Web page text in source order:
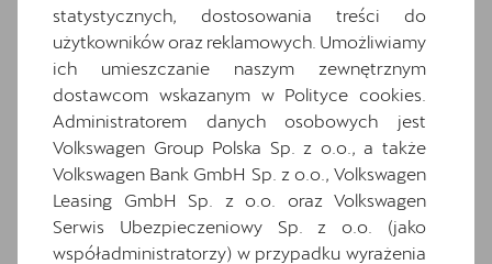
Informacje o oponach
Komplet dywaników
Media System Plus: 12.9-calowy kolorowy
ekran dotykowy
Osłony przeciwsłoneczne kierowcy i
pasażera z zamykanymi i podświetlanymi
lusterkami
Oświetlenie powitalne LED w lusterkach
bocznych
statystycznych, dostosowania treści do
użytkowników oraz reklamowych. Umożliwiamy
ich umieszczanie naszym zewnętrznym
dostawcom wskazanym w Polityce cookies.
Administratorem danych osobowych jest
Volkswagen Group Polska Sp. z o.o., a także
Volkswagen Bank GmbH Sp. z o.o., Volkswagen
Leasing GmbH Sp. z o.o. oraz Volkswagen
Serwis Ubezpieczeniowy Sp. z o.o. (jako
współadministratorzy) w przypadku wyrażenia